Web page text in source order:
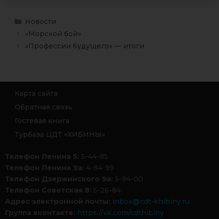
Новости
«Морской бой»
«Профессии будущего» — итоги
Карта сайта
Обратная связь
Гостевая книга
Турбаза ЦДТ «ХИБИНЫ»
Телефон Ленина 5: 5-44-85
Телефон Ленина 9а: 4-84-99
Телефон Дзержинского 9а: 5-94-00
Телефон Советская 8: 5-26-84
Адрес электронной почты: inbox@cdt-khibiny.ru
Группа вконтакте: https://vk.com/cdthibiny